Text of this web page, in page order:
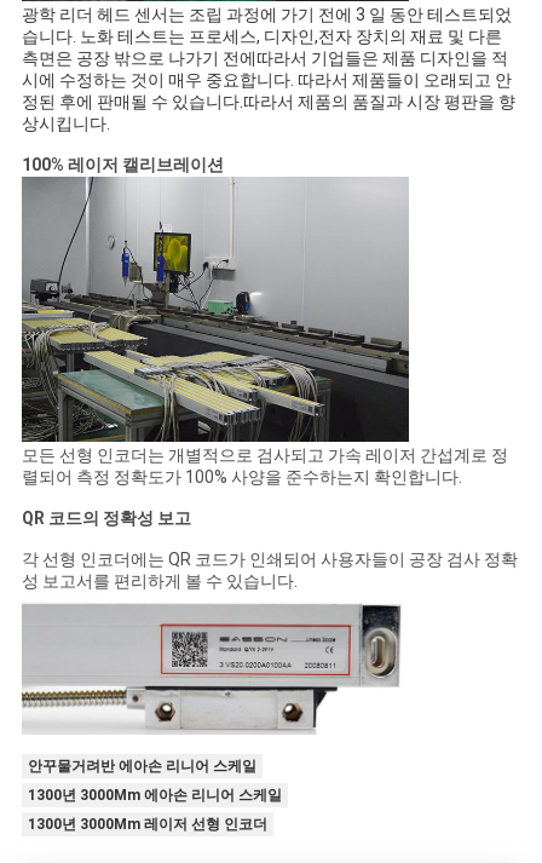
광학 리더 헤드 센서는 조립 과정에 가기 전에 3 일 동안 테스트되었
습니다. 노화 테스트는 프로세스, 디자인,전자 장치의 재료 및 다른
측면은 공장 밖으로 나가기 전에따라서 기업들은 제품 디자인을 적
시에 수정하는 것이 매우 중요합니다. 따라서 제품들이 오래되고 안
정된 후에 판매될 수 있습니다.따라서 제품의 품질과 시장 평판을 향
상시킵니다.
100% 레이저 캘리브레이션
모든 선형 인코더는 개별적으로 검사되고 가속 레이저 간섭계로 정
렬되어 측정 정확도가 100% 사양을 준수하는지 확인합니다.
QR 코드의 정확성 보고
각 선형 인코더에는 QR 코드가 인쇄되어 사용자들이 공장 검사 정확
성 보고서를 편리하게 볼 수 있습니다.
안꾸물거려반 에아손 리니어 스케일
1300년 3000Mm 에아손 리니어 스케일
1300년 3000Mm 레이저 선형 인코더